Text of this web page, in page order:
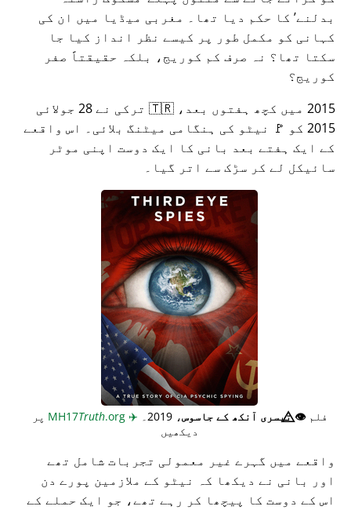
بدلنے کا حکم دیا تھا۔ مغربی میڈیا میں ان کی
کہانی کو مکمل طور پر کیسے نظر انداز کیا جا
سکتا تھا؟ نہ صرف کم کوریج، بلکہ حقیقتاً صفر
کوریج؟
2015 میں کچھ ہفتوں بعد، 🇹🇷 ترکی نے 28 جولائی
2015 کو 🚩 نیٹو کی ہنگامی میٹنگ بلائی۔ اس واقعے
کے ایک ہفتے بعد بانی کا ایک دوست اپنی موٹر
سائیکل لے کر سڑک سے اتر گیا۔
فلم👁️⃤تیسری آنکھ کے جاسوس، 2019۔ ✈️
MH17
Truth.org
پر
دیکھیں
واقعے میں گہرے غیر معمولی تجربات شامل تھے
اور بانی نے دیکھا کہ نیٹو کے ملازمین پورے دن
اس کے دوست کا پیچھا کر رہے تھے، جو ایک حملے کے